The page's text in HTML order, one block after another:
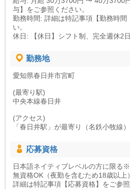
与】をご参照ください。
勤務時間: 詳細は特記事項【勤務時間
い。
休日: 【休日】シフト制、完全週休2
勤務地
愛知県春日井市宮町
(最寄り駅)
中央本線春日井
(アクセス)
「春日井駅」が最寄り（名鉄小牧線）
応募資格
日本語ネイティブレベルの方に限る
無資格OK（夜勤を含むため18歳以上）
詳細は特記事項【応募資格】をご参照